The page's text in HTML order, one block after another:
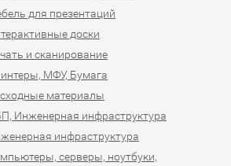
для презентаций
доски
и сканирование
МФУ, Бумага
материалы
Инженерная инфраструктура
инфраструктура
серверы, ноутбуки,